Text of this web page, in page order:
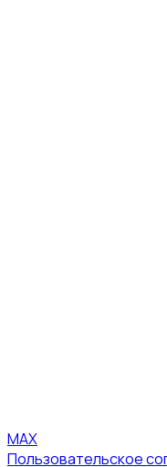
MAX
Пользовательское